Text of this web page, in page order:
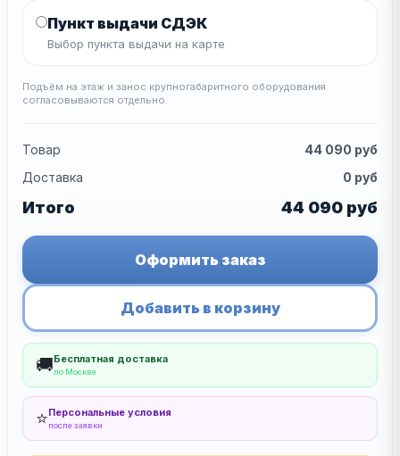
Пункт выдачи СДЭК
Выбор пункта выдачи на карте
Подъём на этаж и занос крупногабаритного оборудования
согласовываются отдельно.
Товар 44 090 руб
Доставка
0 руб
Итого 44 090 руб
Оформить заказ
Добавить в корзину
🚚Бесплатная доставка
по Москве
⭐Персональные условия
после заявки